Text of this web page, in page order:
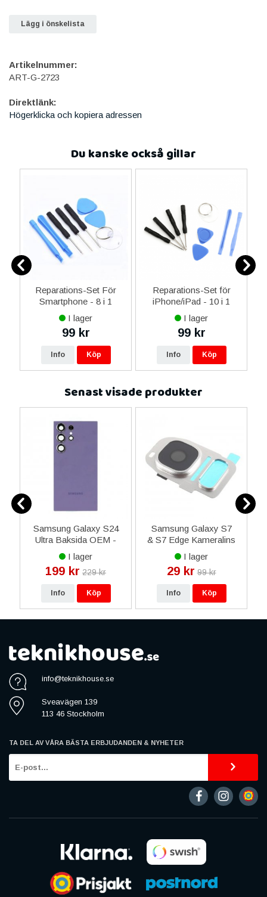
Lägg i önskelista
Artikelnummer:
ART-G-2723
Direktlänk:
Högerklicka och kopiera adressen
Du kanske också gillar
Reparations-Set För
Smartphone - 8 i 1
I lager
99 kr
Info Köp
Reparations-Set för
iPhone/iPad - 10 i 1
I lager
99 kr
Info Köp
Senast visade produkter
Samsung Galaxy S24
Ultra Baksida OEM -
Mörklila
I lager
199 kr 229 kr
Info Köp
Samsung Galaxy S7
& S7 Edge Kameralins
och Ram - Silver
I lager
29 kr 99 kr
Info Köp
info@teknikhouse.se
Sveavägen 139
113 46 Stockholm
TA DEL AV VÅRA BÄSTA ERBJUDANDEN & NYHETER